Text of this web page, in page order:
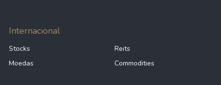
Internacional
Stocks
Reits
Moedas
Commodities